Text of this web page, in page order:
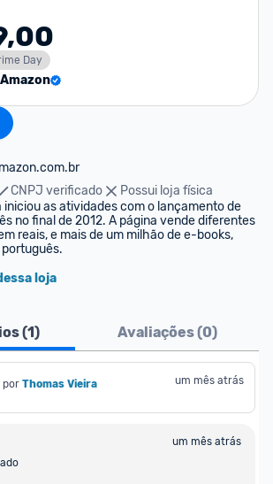
Day
Amazon
CNPJ verificado
Possui loja física
iniciou as atividades com o lançamento de
no final de 2012. A página vende diferentes
reais, e mais de um milhão de e-books,
loja
(1) Avaliações (0)
por Thomas Vieira um mês atrás
um mês atrás